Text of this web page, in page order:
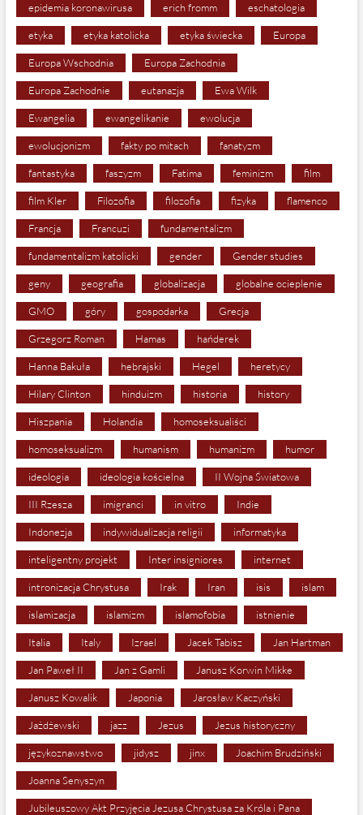
epidemia koronawirusa erich fromm eschatologia
etyka etyka katolicka etyka świecka Europa
Europa Wschodnia Europa Zachodnia
Europa Zachodnie eutanazja Ewa Wilk
Ewangelia ewangelikanie ewolucja
ewolucjonizm fakty po mitach fanatyzm
fantastyka faszyzm Fatima feminizm film
film Kler Filozofia filozofia fizyka flamenco
Francja Francuzi fundamentalizm
fundamentalizm katolicki gender Gender studies
geny geografia globalizacja globalne ocieplenie
GMO góry gospodarka Grecja
Grzegorz Roman Hamas hańderek
Hanna Bakuła hebrajski Hegel heretycy
Hilary Clinton hinduizm historia history
Hiszpania Holandia homoseksualiści
homoseksualizm humanism humanizm humor
ideologia ideologia kościelna II Wojna Światowa
III Rzesza imigranci in vitro Indie
Indonezja indywidualizacja religii informatyka
inteligentny projekt Inter insigniores internet
intronizacja Chrystusa Irak Iran isis islam
islamizacja islamizm islamofobia istnienie
Italia Italy Izrael Jacek Tabisz Jan Hartman
Jan Paweł II Jan z Gamli Janusz Korwin Mikke
Janusz Kowalik Japonia Jarosław Kaczyński
Jażdżewski jazz Jezus Jezus historyczny
językoznawstwo jidysz jinx Joachim Brudziński
Joanna Senyszyn
Jubileuszowy Akt Przyjęcia Jezusa Chrystusa za Króla i Pana